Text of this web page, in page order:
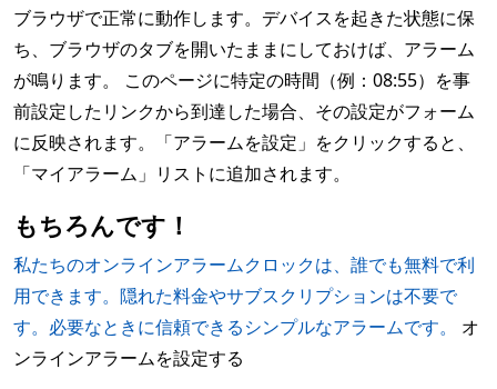
ブラウザで正常に動作します。デバイスを起きた状態に保
ち、ブラウザのタブを開いたままにしておけば、アラーム
が鳴ります。 このページに特定の時間（例：08:55）を事
前設定したリンクから到達した場合、その設定がフォーム
に反映されます。「アラームを設定」をクリックすると、
「マイアラーム」リストに追加されます。
もちろんです！
私たちのオンラインアラームクロックは、誰でも無料で利
用できます。隠れた料金やサブスクリプションは不要で
す。必要なときに信頼できるシンプルなアラームです。
オ
ンラインアラームを設定する